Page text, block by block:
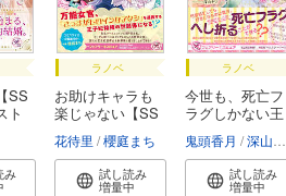
SS
ト
み
ラノベ
お助けキャラも
楽じゃない【SS
花待里 櫻庭まち
試し読み
増量中
ラノベ
今世も、死亡フ
ラグしかない王
鬼頭香月 深山キリ
試し読み
増量中